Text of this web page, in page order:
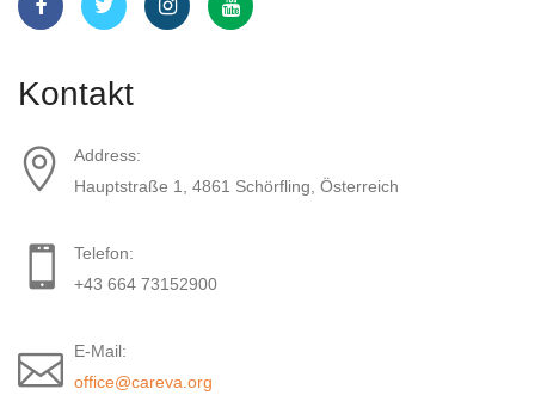
Kontakt
Address:
Hauptstraße 1, 4861 Schörfling, Österreich
Telefon:
+43 664 73152900
E-Mail:
office@careva.org